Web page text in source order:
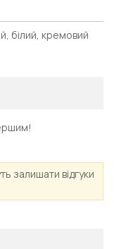
білий, кремовий
залишати відгуки